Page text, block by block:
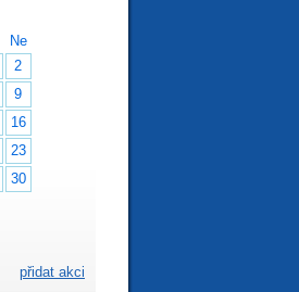
Ne
2
9
16
23
30
přidat akci